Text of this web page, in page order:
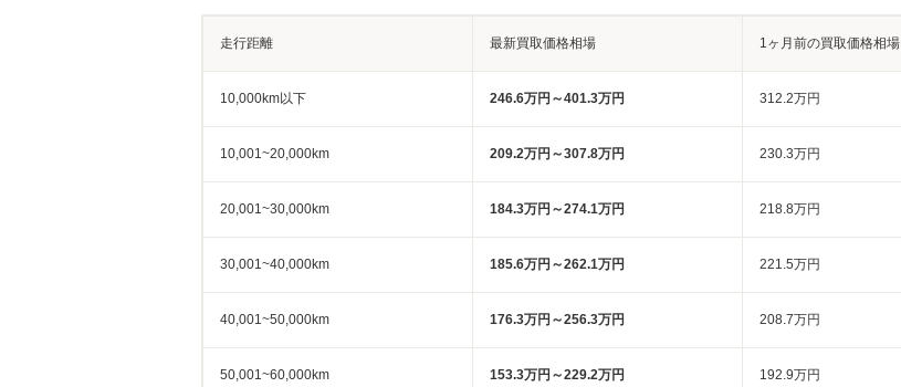
走行距離 最新買取価格相場 1ヶ月前の買取価格相場
10,000km以下 246.6万円～401.3万円 312.2万円
10,001~20,000km 209.2万円～307.8万円 230.3万円
20,001~30,000km 184.3万円～274.1万円 218.8万円
30,001~40,000km 185.6万円～262.1万円 221.5万円
40,001~50,000km 176.3万円～256.3万円 208.7万円
50,001~60,000km 153.3万円～229.2万円 192.9万円